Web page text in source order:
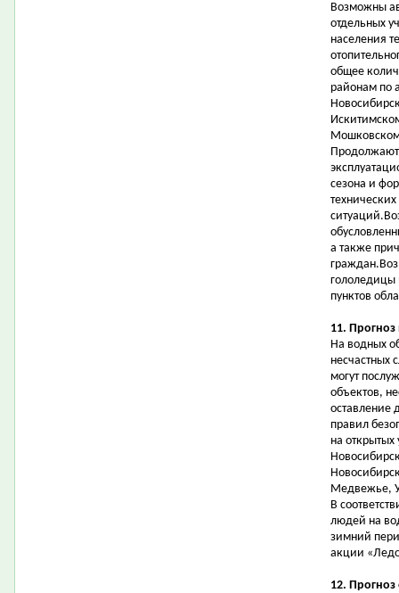
Возможны
отдельных
населения
общее
районам по
сезона и
а также
гололедицы
пунктов
11.
На водных
несчастных
могут
объектов,
оставление
правил
на
Медвежье,
В
людей на
зимний
акции
12. Прогноз